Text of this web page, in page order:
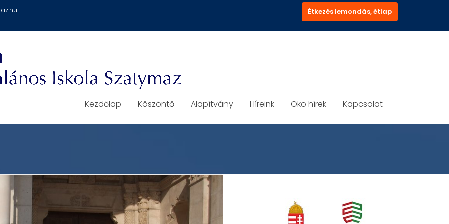
Étkezés lemondás, étlap
Kezdőlap Köszöntő Alapítvány Híreink Öko hírek Kapcsolat